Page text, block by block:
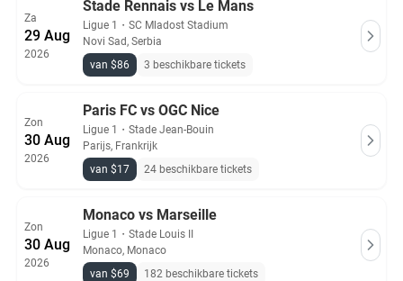
Za
29 Aug
2026
Stade Rennais vs Le Mans
Ligue 1 ・ SC Mladost Stadium
Novi Sad, Serbia
van $86
3 beschikbare tickets
Zon
30 Aug
2026
Paris FC vs OGC Nice
Ligue 1 ・ Stade Jean-Bouin
Parijs, Frankrijk
van $17
24 beschikbare tickets
Zon
30 Aug
2026
Monaco vs Marseille
Ligue 1 ・ Stade Louis II
Monaco, Monaco
van $69
182 beschikbare tickets